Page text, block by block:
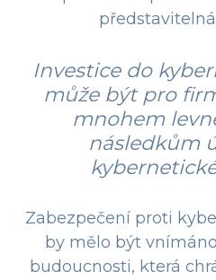
Investice do
může být pro
mnohem
následkům
Zabezpečení proti
by mělo být
budoucnosti, která